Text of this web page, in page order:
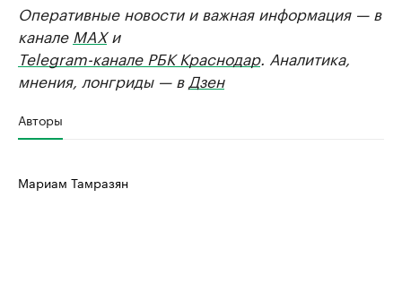
Оперативные новости и важная информация — в
канале MAXи
Telegram-канале РБК Краснодар. Аналитика,
мнения, лонгриды — в Дзен
Авторы
Мариам Тамразян